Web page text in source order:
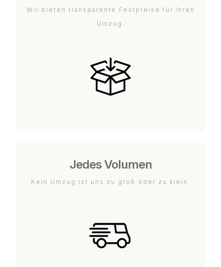
Wir bieten transparente Festpreise für Ihren
Umzug.
Jedes Volumen
Kein Umzug ist uns zu groß oder zu klein.